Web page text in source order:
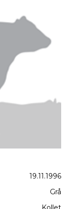
19.11.1996
Grå